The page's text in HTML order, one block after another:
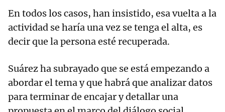
En todos los casos, han insistido, esa vuelta a la
actividad se haría una vez se tenga el alta, es
decir que la persona esté recuperada.
Suárez ha subrayado que se está empezando a
abordar el tema y que habrá que analizar datos
para terminar de encajar y detallar una